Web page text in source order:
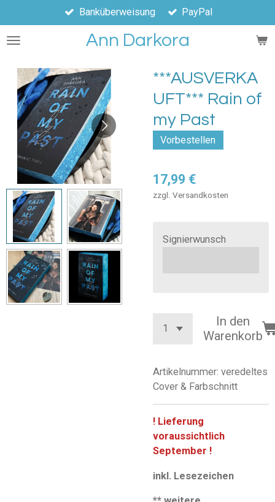
Hauptinhalt
springen
Ann Darkora
Banküberweisung PayPal
***AUSVERKA
UFT*** Rain of
my Past
Vorbestellen
17,99 €
zzgl. Versandkosten
Signierwunsch
In den
Warenkorb
Artikelnummer: veredeltes
Cover & Farbschnitt
! Lieferung
voraussichtlich
September !
inkl. Lesezeichen